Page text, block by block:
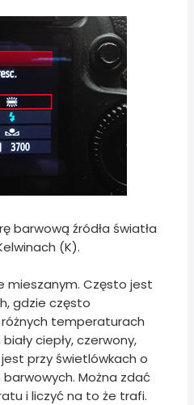
barwową źródła światła
(K).
mieszanym. Często jest
gdzie często
temperaturach
ciepły, czerwony,
jest przy świetlówkach o
Można zdać
i liczyć na to że trafi.